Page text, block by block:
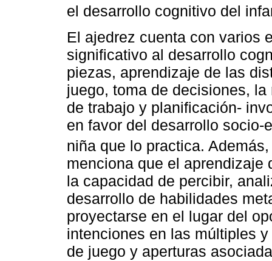
el desarrollo cognitivo del
El ajedrez cuenta con varios
significativo al desarrollo
piezas, aprendizaje de las
juego, toma de decisiones,
de trabajo y planificación-
en favor del desarrollo
niña que lo practica.
menciona que el aprendizaje
la capacidad de percibir,
desarrollo de habilidades
proyectarse en el lugar del
intenciones en las múltiples
de juego y aperturas